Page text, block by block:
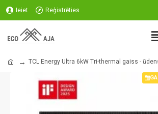
Ieiet Reģistrēties
TCL Energy Ultra 6kW Tri-thermal gaiss -